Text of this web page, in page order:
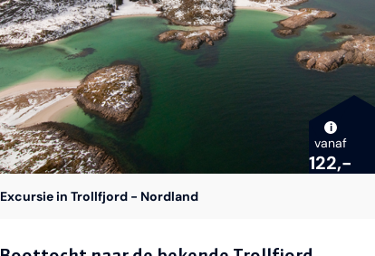
i
vanaf
122,-
Excursie in Trollfjord - Nordland